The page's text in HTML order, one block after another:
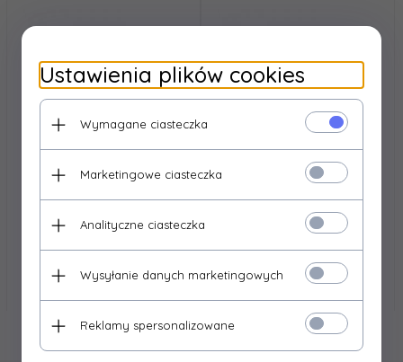
neutralna biel
71,16 PLN*
* z podatkiem VAT
Listwa LED T5 TIGO 20W
neutralna biel
79,16 PLN*
* z podatkiem VAT
Ustawienia plików cookies
Wymagane ciasteczka
Marketingowe ciasteczka
Analityczne ciasteczka
Wysyłanie danych marketingowych
Reklamy spersonalizowane